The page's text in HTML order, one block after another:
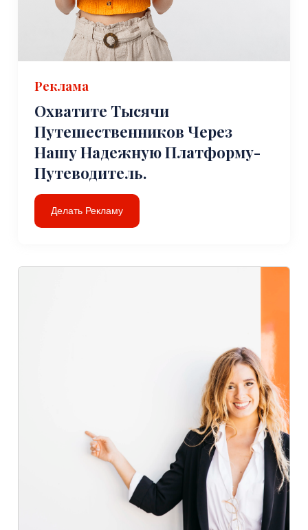
Реклама
Охватите Тысячи
Путешественников Через
Нашу Надежную Платформу-
Путеводитель.
Делать Рекламу